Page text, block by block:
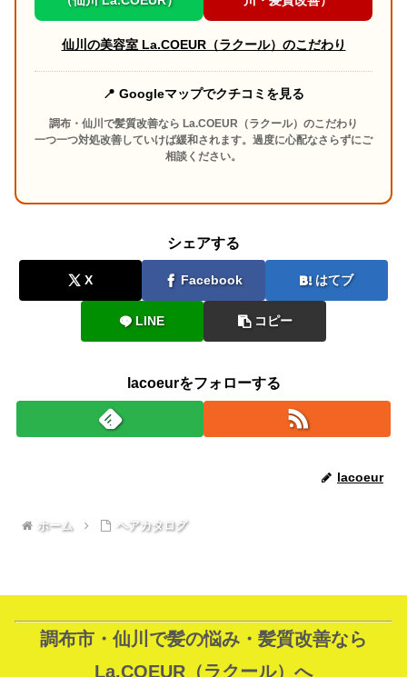
仙川の美容室 La.COEUR（ラクール）のこだわり
📍 Googleマップでクチコミを見る
調布・仙川で髪質改善なら La.COEUR（ラクール）のこだわり
一つ一つ対処改善していけば緩和されます。過度に心配なさらずにご
相談ください。
シェアする
X Facebook はてブ
LINE コピー
lacoeurをフォローする
lacoeur
ホーム ヘアカタログ
調布市・仙川で髪の悩み・髪質改善なら
La.COEUR（ラクール）へ